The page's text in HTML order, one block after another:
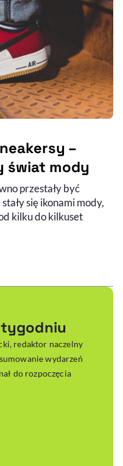
–
świat mody
przestały być
się ikonami mody,
kilku do kilkuset